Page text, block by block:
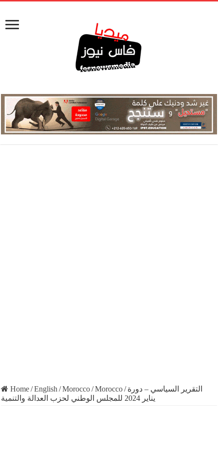
Home/English /Morocco/Morocco/ التقرير السياسي – دورة
يناير 2024 للمجلس الوطني لحزب العدالة والتنمية